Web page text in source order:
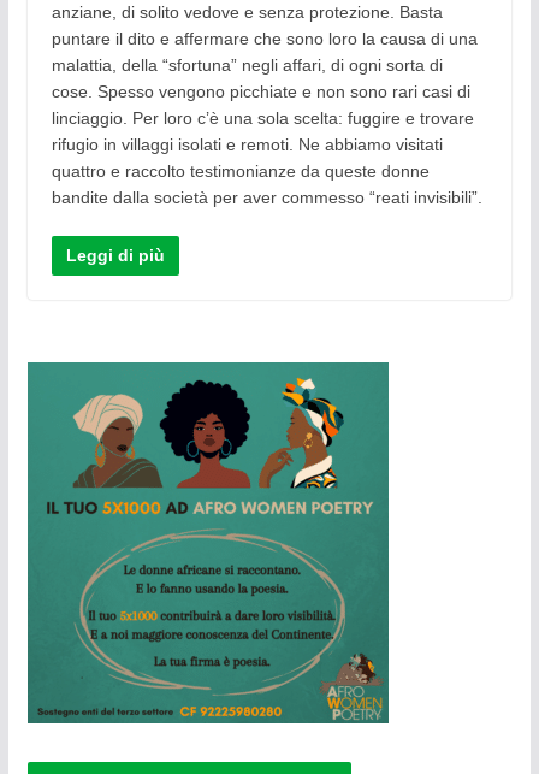
anziane, di solito vedove e senza protezione. Basta
puntare il dito e affermare che sono loro la causa di una
malattia, della “sfortuna” negli affari, di ogni sorta di
cose. Spesso vengono picchiate e non sono rari casi di
linciaggio. Per loro c’è una sola scelta: fuggire e trovare
rifugio in villaggi isolati e remoti. Ne abbiamo visitati
quattro e raccolto testimonianze da queste donne
bandite dalla società per aver commesso “reati invisibili”.
Leggi di più